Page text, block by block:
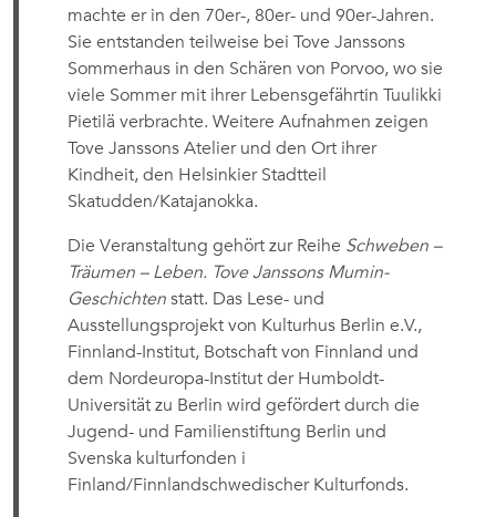
machte er in den 70er-, 80er- und 90er-Jahren.
Sie entstanden teilweise bei Tove Janssons
Sommerhaus in den Schären von Porvoo, wo sie
viele Sommer mit ihrer Lebensgefährtin Tuulikki
Pietilä verbrachte. Weitere Aufnahmen zeigen
Tove Janssons Atelier und den Ort ihrer
Kindheit, den Helsinkier Stadtteil
Skatudden/Katajanokka.
Die Veranstaltung gehört zur Reihe Schweben –
Träumen – Leben. Tove Janssons Mumin-
Geschichten statt. Das Lese- und
Ausstellungsprojekt von Kulturhus Berlin e.V.,
Finnland-Institut, Botschaft von Finnland und
dem Nordeuropa-Institut der Humboldt-
Universität zu Berlin wird gefördert durch die
Jugend- und Familienstiftung Berlin und
Svenska kulturfonden i
Finland/Finnlandschwedischer Kulturfonds.